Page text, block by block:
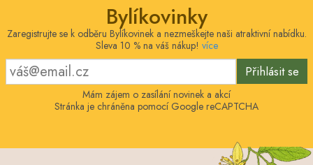
Bylíkovinky
Zaregistrujte se k odběru Bylíkovinek a nezmeškejte naši atraktivní nabídku.
Sleva 10 % na váš nákup! více
Přihlásit se
Mám zájem o zasílání novinek a akcí
Stránka je chráněna pomocí Google reCAPTCHA